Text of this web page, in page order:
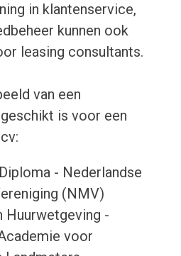
in klantenservice,
kunnen ook
leasing consultants.
van een
is voor een
- Nederlandse
(NMV)
Huurwetgeving -
voor